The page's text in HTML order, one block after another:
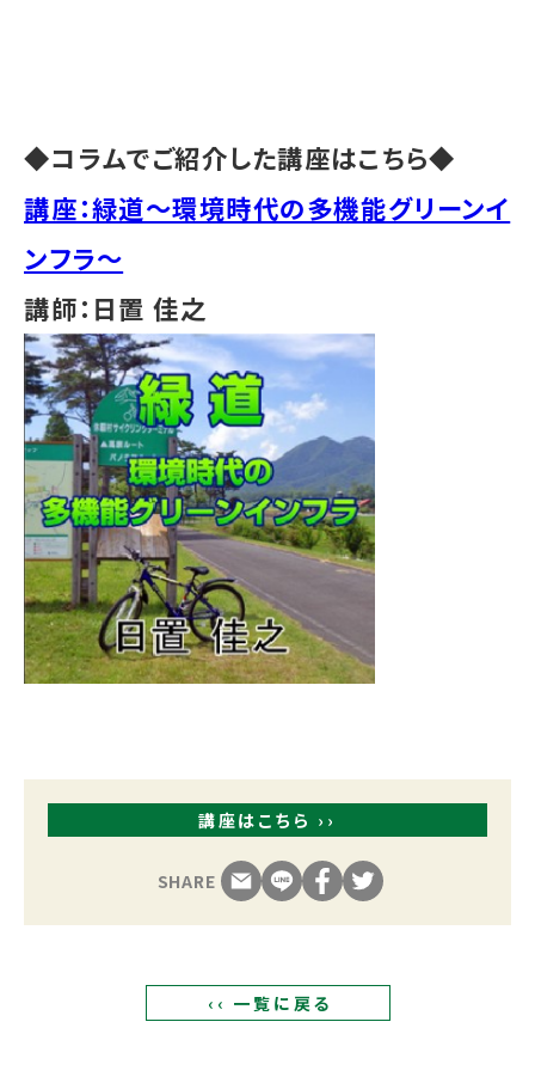
◆コラムでご紹介した講座はこちら◆
講座：緑道〜環境時代の多機能グリーンイ
ンフラ〜
講師：日置 佳之
講座はこちら ››
SHARE
‹‹ 一覧に戻る